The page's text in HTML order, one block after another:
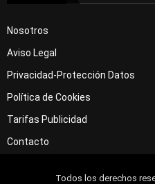
Nosotros
Aviso Legal
Privacidad-Protección Datos
Política de Cookies
Tarifas Publicidad
Contacto
Todos los derechos